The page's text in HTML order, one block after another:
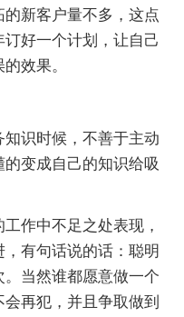
新客户量不多，这点
好一个计划，让自己
效果。
识时候，不善于主动
变成自己的知识给吸
作中不足之处表现，
有句话说的话：聪明
当然谁都愿意做一个
再犯，并且争取做到